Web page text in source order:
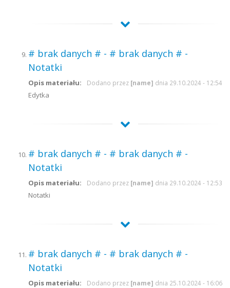
# brak danych # - # brak danych # -
Notatki
Dodano przez [name] dnia 29.10.2024 - 12:54
Opis materiału:
Edytka
# brak danych # - # brak danych # -
Notatki
Dodano przez [name] dnia 29.10.2024 - 12:53
Opis materiału:
Notatki
# brak danych # - # brak danych # -
Notatki
Dodano przez [name] dnia 25.10.2024 - 16:06
Opis materiału: